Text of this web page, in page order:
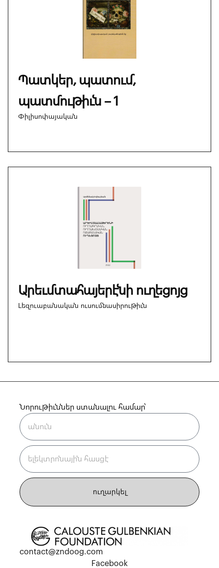
Պատկեր, պատում,
պատմութիւն – 1
Փիլիսոփայական
Արեւմտահայերէնի ուղեցոյց
Լեզուաբանական ուսումնասիրութիւն
Նորութիւններ ստանալու համար՝
ուղարկել
contact@zndoog.com
Facebook